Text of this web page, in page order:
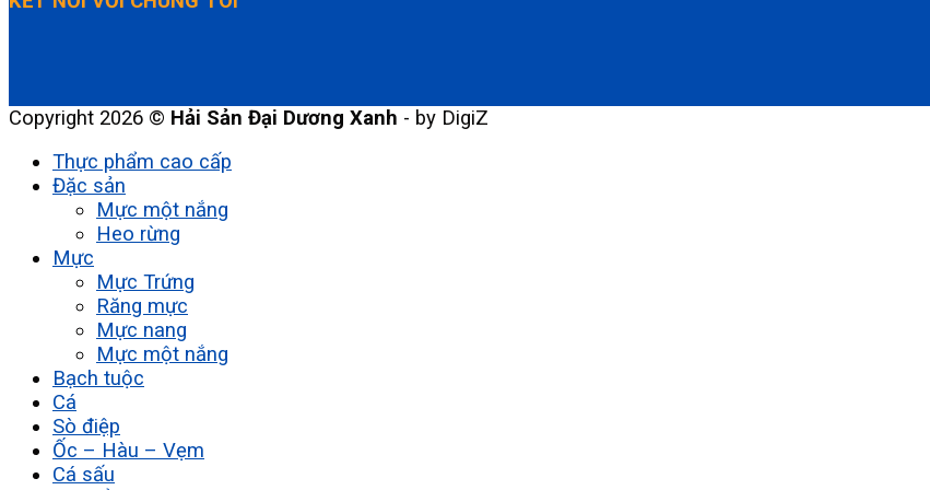
Copyright 2026 © Hải Sản Đại Dương Xanh - by DigiZ
Thực phẩm cao cấp
Đặc sản
Mực một nắng
Heo rừng
Mực
Mực Trứng
Răng mực
Mực nang
Mực một nắng
Bạch tuộc
Cá
Sò điệp
Ốc – Hàu – Vẹm
Cá sấu